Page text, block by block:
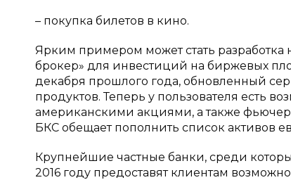
– покупка билетов в кино.
Ярким примером может стать
брокер» для инвестиций на биржевых
декабря прошлого года, обновленный
продуктов. Теперь у пользователя есть
американскими акциями, а также
БКС обещает пополнить список активов
Крупнейшие частные банки, среди
2016 году предоставят клиентам